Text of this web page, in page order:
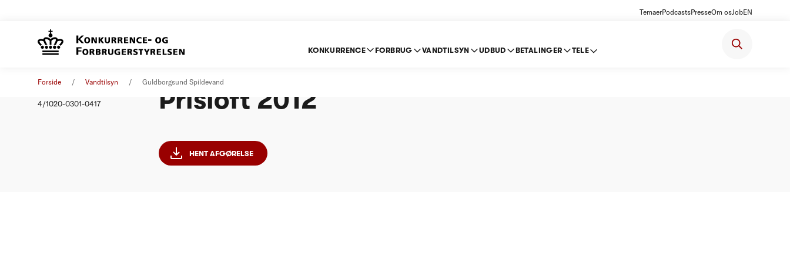
TemaerPodcastsPresseOm osJobEN
KONKURRENCE FORBRUG VANDTILSYN UDBUD BETALINGER TELE
Forside Vandtilsyn Guldborgsund Spildevand
4/1020-0301-0417
Prisloft 2012
HENT AFGØRELSE